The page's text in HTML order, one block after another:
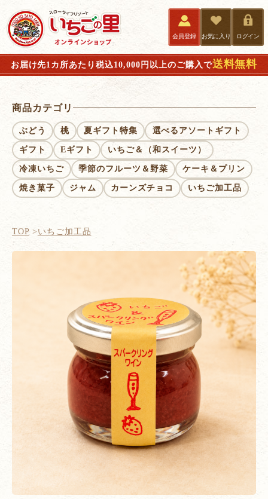
会員登録 お気に入り ログイン
お届け先1カ所あたり税込10,000円以上のご購入で送料無料
商品カテゴリ
ぶどう 桃 夏ギフト特集 選べるアソートギフト
ギフト Eギフト いちご＆（和スイーツ）
冷凍いちご 季節のフルーツ＆野菜 ケーキ＆プリン
焼き菓子 ジャム カーンズチョコ いちご加工品
TOP いちご加工品